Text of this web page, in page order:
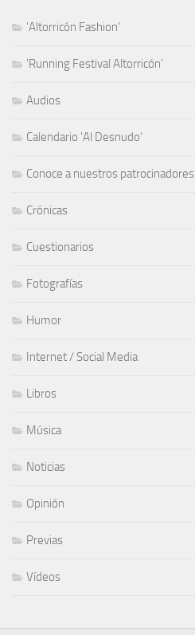
'Altorricón Fashion'
'Running Festival Altorricón'
Audios
Calendario 'Al Desnudo'
Conoce a nuestros patrocinadores
Crónicas
Cuestionarios
Fotografías
Humor
Internet / Social Media
Libros
Música
Noticias
Opinión
Previas
Vídeos